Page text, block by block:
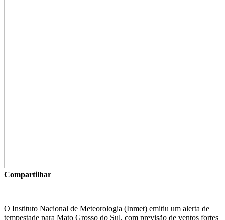
Compartilhar
O Instituto Nacional de Meteorologia (Inmet) emitiu um alerta de
tempestade para Mato Grosso do Sul, com previsão de ventos fortes